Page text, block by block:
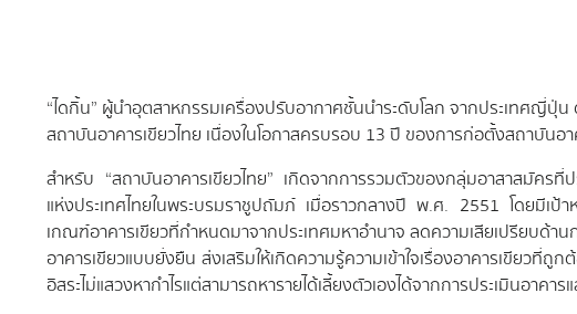
“ไดกิ้น” ผู้นำอุตสาหกรรมเครื่องปรับอากาศชั้นนำระดับโลก จากประเทศญี่ปุ่
สถาบันอาคารเขียวไทย เนื่องในโอกาสครบรอบ 13 ปี ของการก่อตั้งสถาบันอา
สำหรับ “สถาบันอาคารเขียวไทย” เกิดจากการรวมตัวของกลุ่มอาสาสมัค
แห่งประเทศไทยในพระบรมราชูปถัมภ์ เมื่อราวกลางปี พ.ศ. 2551 โดยมีเ
เกณฑ์อาคารเขียวที่กำหนดมาจากประเทศมหาอำนาจ ลดความเสียเปรียบด้
อาคารเขียวแบบยั่งยืน ส่งเสริมให้เกิดความรู้ความเข้าใจเรื่องอาคารเขียว
อิสระไม่แสวงหากำไรแต่สามารถหารายได้เลี้ยงตัวเองได้จากการประเมินอา